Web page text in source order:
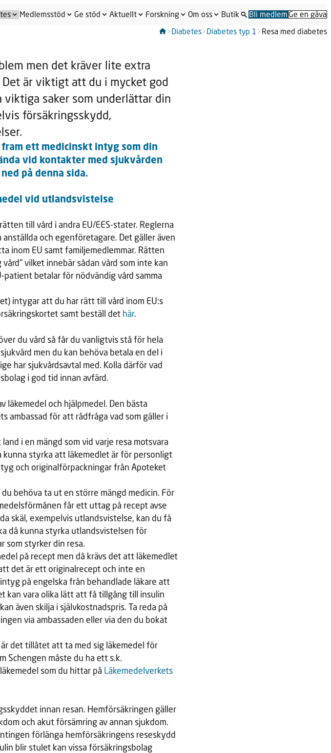
Medlemsstöd Ge stöd Aktuellt Forskning Om oss Butik Bli medlem Ge en gåva
Diabetes
Diabetes typ 1 Resa med diabetes
men det kräver lite extra
är viktigt att du i mycket god
viktiga saker som underlättar din
försäkringsskydd,
ett medicinskt intyg som din
vid kontakter med sjukvården
på denna sida.
vid utlandsvistelse
till vård i andra EU/EES-stater. Reglerna
och egenföretagare. Det gäller även
inom EU samt familjemedlemmar. Rätten
vilket innebär sådan vård som inte kan
betalar för nödvändig vård samma
intygar att du har rätt till vård inom EU:s
samt beställ det här.
du vård så får du vanligtvis stå för hela
men du kan behöva betala en del i
har sjukvårdsavtal med. Kolla därför vad
i god tid innan avfärd.
läkemedel och hjälpmedel. Den bästa
ambassad för att rådfråga vad som gäller i
i en mängd som vid varje resa motsvara
kunna styrka att läkemedlet är för personligt
och originalförpackningar från Apoteket
behöva ta ut en större mängd medicin. För
får ett uttag på recept avse
skäl, exempelvis utlandsvistelse, kan du få
då kunna styrka utlandsvistelsen för
som styrker din resa.
på recept men då krävs det att läkemedlet
det är ett originalrecept och inte en
på engelska från behandlade läkare att
kan vara olika lätt att få tillgång till insulin
även skilja i självkostnadspris. Ta reda på
via ambassaden eller via den du bokat
det tillåtet att ta med sig läkemedel för
Schengen måste du ha ett s.k.
som du hittar på Läkemedelverkets
innan resan. Hemförsäkringen gäller
och akut försämring av annan sjukdom.
förlänga hemförsäkringens reseskydd
blir stulet kan vissa försäkringsbolag